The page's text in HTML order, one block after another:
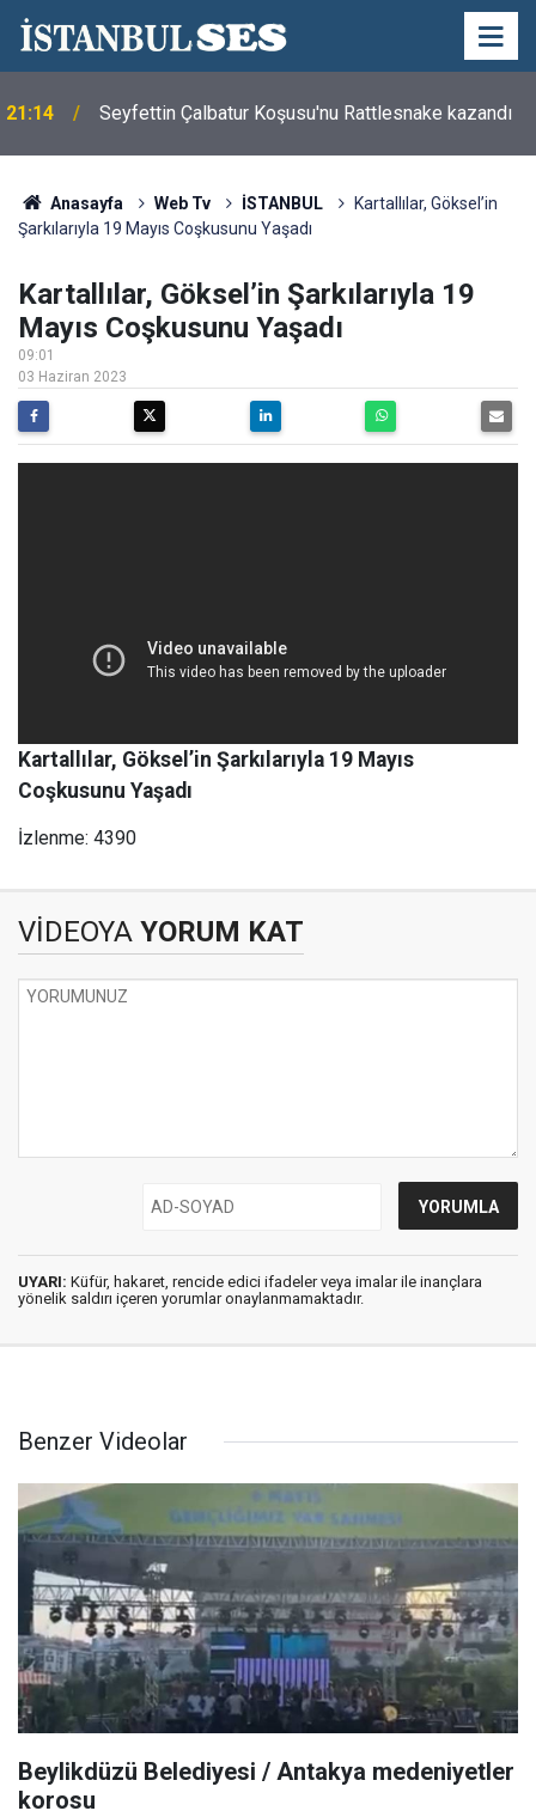
21:14 Seyfettin Çalbatur Koşusu'nu Rattlesnake kazandı
Anasayfa Web Tv İSTANBUL
Kartallılar, Göksel’in
Şarkılarıyla 19 Mayıs Coşkusunu Yaşadı
Kartallılar, Göksel’in Şarkılarıyla 19
Mayıs Coşkusunu Yaşadı
09:01
03 Haziran 2023
Kartallılar, Göksel’in Şarkılarıyla 19 Mayıs
Coşkusunu Yaşadı
İzlenme: 4390
VİDEOYA YORUM KAT
UYARI: Küfür, hakaret, rencide edici ifadeler veya imalar ile inançlara
yönelik saldırı içeren yorumlar onaylanmamaktadır.
Benzer Videolar
Beylikdüzü Belediyesi / Antakya medeniyetler
korosu